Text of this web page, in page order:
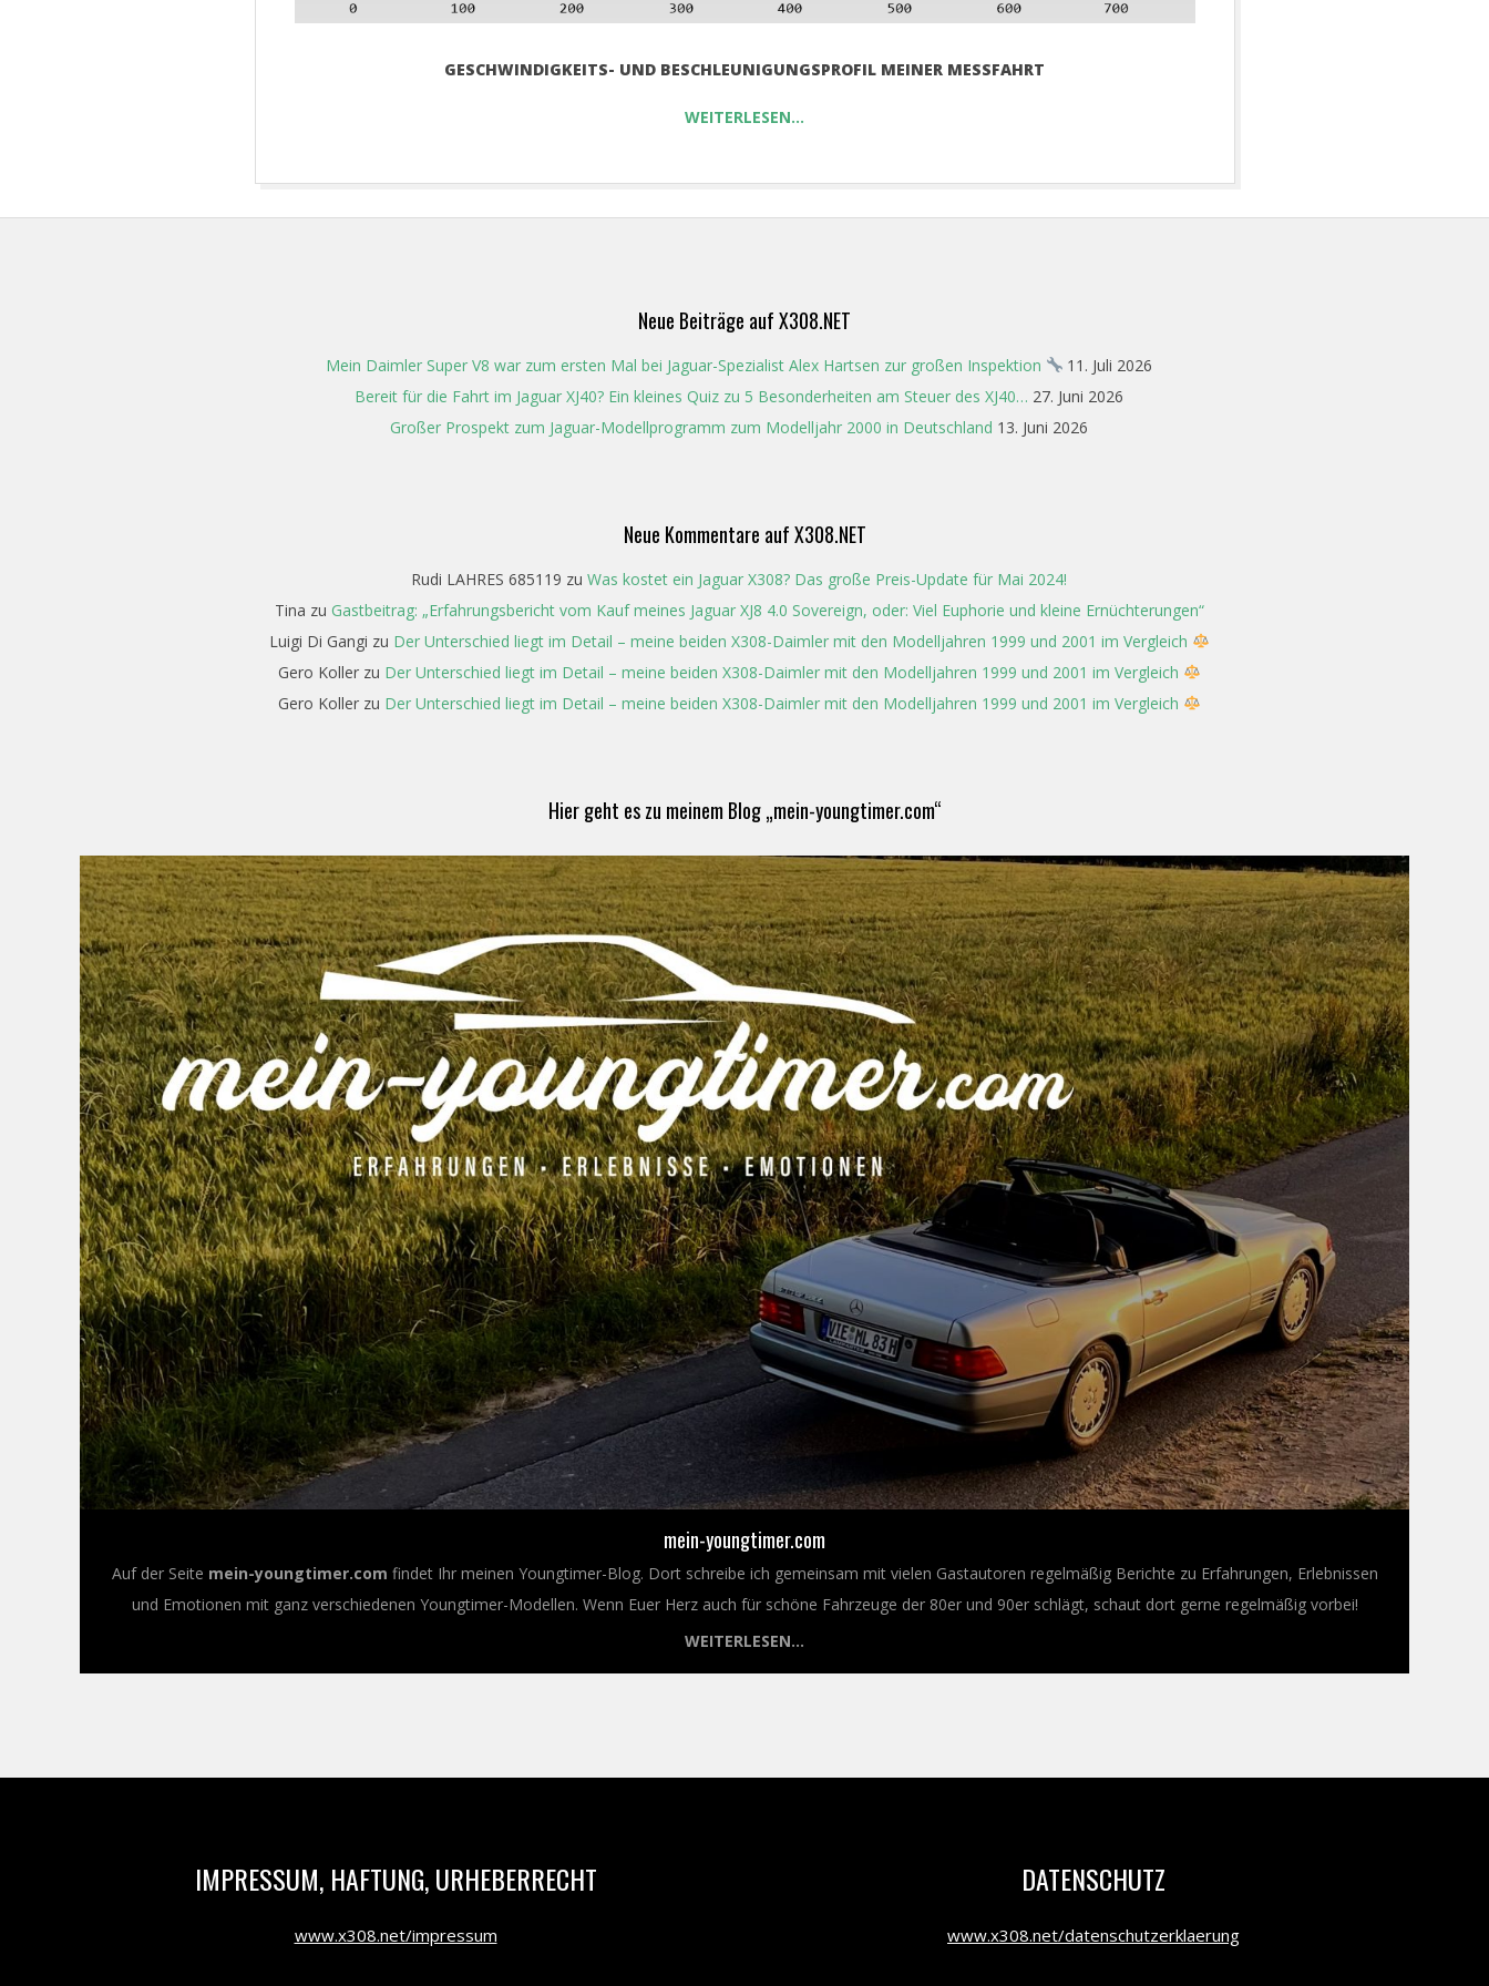
GESCHWINDIGKEITS- UND BESCHLEUNIGUNGSPROFIL MEINER MESSFAHRT
WEITERLESEN…
Neue Beiträge auf X308.NET
Mein Daimler Super V8 war zum ersten Mal bei Jaguar-Spezialist Alex Hartsen zur großen Inspektion
11. Juli 2026
Bereit für die Fahrt im Jaguar XJ40? Ein kleines Quiz zu 5 Besonderheiten am Steuer des XJ40… 27. Juni 2026
Großer Prospekt zum Jaguar-Modellprogramm zum Modelljahr 2000 in Deutschland 13. Juni 2026
Neue Kommentare auf X308.NET
Rudi LAHRES 685119 zu Was kostet ein Jaguar X308? Das große Preis-Update für Mai 2024!
Tina zu Gastbeitrag: „Erfahrungsbericht vom Kauf meines Jaguar XJ8 4.0 Sovereign, oder: Viel Euphorie und kleine Ernüchterungen“
Luigi Di Gangi zu Der Unterschied liegt im Detail – meine beiden X308-Daimler mit den Modelljahren 1999 und 2001 im Vergleich
Gero Kollerzu Der Unterschied liegt im Detail – meine beiden X308-Daimler mit den Modelljahren 1999 und 2001 im Vergleich
Gero Kollerzu Der Unterschied liegt im Detail – meine beiden X308-Daimler mit den Modelljahren 1999 und 2001 im Vergleich
Hier geht es zu meinem Blog „mein-youngtimer.com“
mein-youngtimer.com
Auf der Seite mein-youngtimer.com findet Ihr meinen Youngtimer-Blog. Dort schreibe ich gemeinsam mit vielen Gastautoren regelmäßig Berichte zu Erfahrungen, Erlebnissen
und Emotionen mit ganz verschiedenen Youngtimer-Modellen. Wenn Euer Herz auch für schöne Fahrzeuge der 80er und 90er schlägt, schaut dort gerne regelmäßig vorbei!
WEITERLESEN...
IMPRESSUM, HAFTUNG, URHEBERRECHT
www.x308.net/impressum
DATENSCHUTZ
www.x308.net/datenschutzerklaerung